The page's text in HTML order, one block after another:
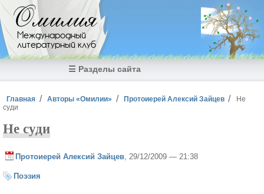
Перейти к основному содержанию
Омилия
Международный
литературный клуб
☰ Разделы сайта
Вы здесь
Главная Авторы «Омилии» Протоиерей Алексий Зайцев
Не
суди
Не суди
Протоиерей Алексий Зайцев , 29/12/2009 — 21:38
Поэзия